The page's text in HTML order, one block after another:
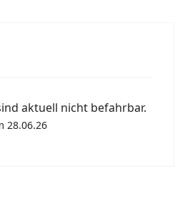
aktuell nicht befahrbar.
28.06.26